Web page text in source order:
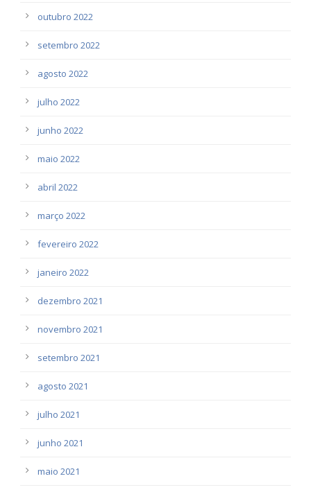
outubro 2022
setembro 2022
agosto 2022
julho 2022
junho 2022
maio 2022
abril 2022
março 2022
fevereiro 2022
janeiro 2022
dezembro 2021
novembro 2021
setembro 2021
agosto 2021
julho 2021
junho 2021
maio 2021